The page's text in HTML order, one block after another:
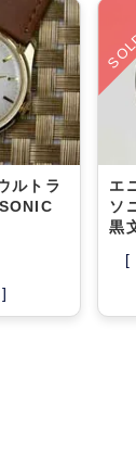
ルトラ
エ
ソ
黒
[